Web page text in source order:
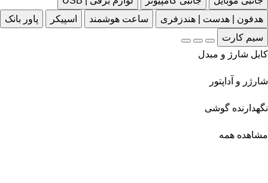
هدفون | هدست | هندزفری
ساعت هوشمند اسپیکر
پاور بانک
سیم کارت
کابل شارژ و مبدل
شارژر و آداپتور
نگهدارنده گوشی
مشاهده همه